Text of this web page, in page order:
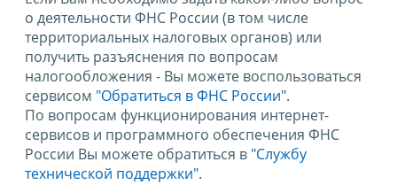
о деятельности ФНС России (в том числе
территориальных налоговых органов) или
получить разъяснения по вопросам
налогообложения - Вы можете воспользоваться
сервисом "Обратиться в ФНС России".
По вопросам функционирования интернет-
сервисов и программного обеспечения ФНС
России Вы можете обратиться в "Службу
технической поддержки".